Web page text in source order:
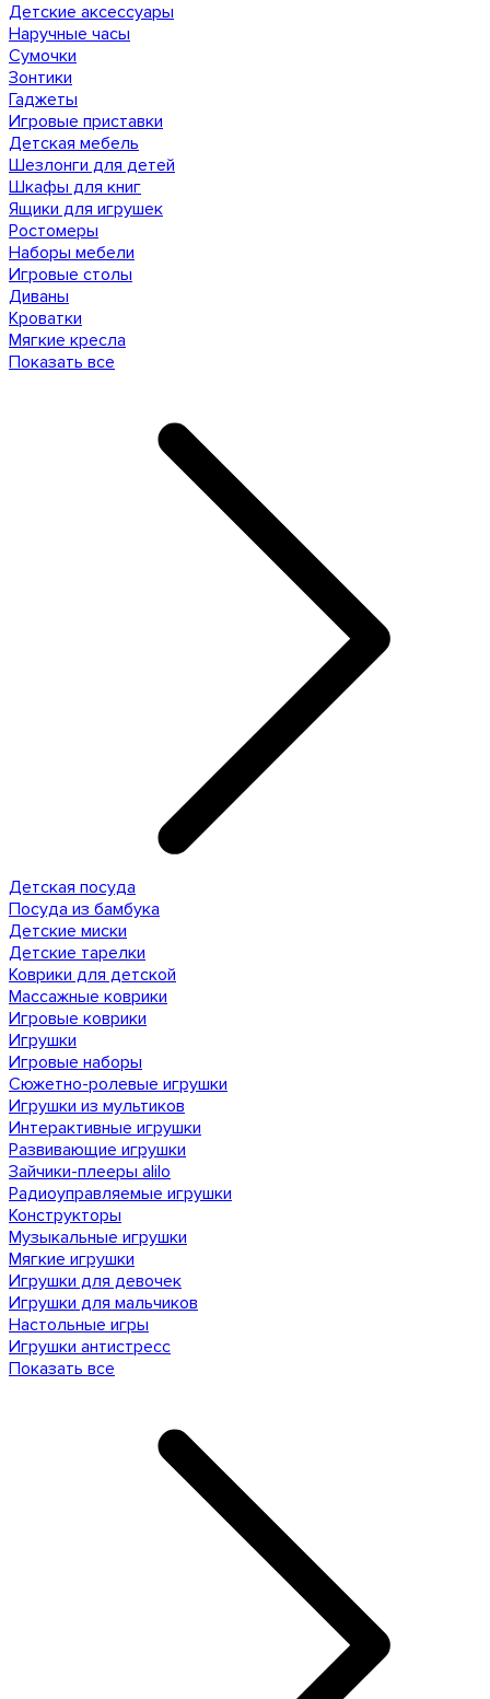
Детские аксессуары
Наручные часы
Сумочки
Зонтики
Гаджеты
Игровые приставки
Детская мебель
Шезлонги для детей
Шкафы для книг
Ящики для игрушек
Ростомеры
Наборы мебели
Игровые столы
Диваны
Кроватки
Мягкие кресла
Показать все
Детская посуда
Посуда из бамбука
Детские миски
Детские тарелки
Коврики для детской
Массажные коврики
Игровые коврики
Игрушки
Игровые наборы
Сюжетно-ролевые игрушки
Игрушки из мультиков
Интерактивные игрушки
Развивающие игрушки
Зайчики-плееры alilo
Радиоуправляемые игрушки
Конструкторы
Музыкальные игрушки
Мягкие игрушки
Игрушки для девочек
Игрушки для мальчиков
Настольные игры
Игрушки антистресс
Показать все